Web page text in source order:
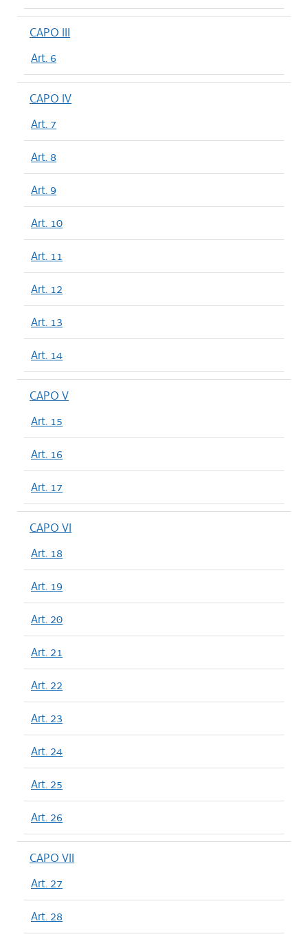
CAPO III
Art. 6
CAPO IV
Art. 7
Art. 8
Art. 9
Art. 10
Art. 11
Art. 12
Art. 13
Art. 14
CAPO V
Art. 15
Art. 16
Art. 17
CAPO VI
Art. 18
Art. 19
Art. 20
Art. 21
Art. 22
Art. 23
Art. 24
Art. 25
Art. 26
CAPO VII
Art. 27
Art. 28